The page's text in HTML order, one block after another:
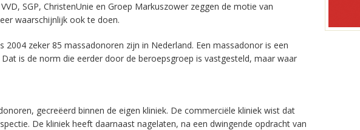
SGP, ChristenUnie en Groep Markuszower zeggen de motie van
waarschijnlijk ook te doen.
zeker 85 massadonoren zijn in Nederland. Een massadonor is een
is de norm die eerder door de beroepsgroep is vastgesteld, maar waar
gecreëerd binnen de eigen kliniek. De commerciële kliniek wist dat
De kliniek heeft daarnaast nagelaten, na een dwingende opdracht van